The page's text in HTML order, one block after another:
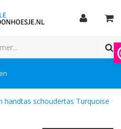
handtas schoudertas Turquoise